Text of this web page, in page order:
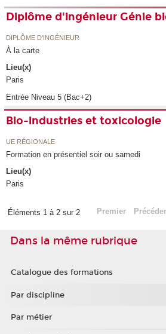
Diplôme d'ingénieur Génie
DIPLÔME D'INGÉNIEUR
À la carte
Lieu(x)
Paris
Entrée Niveau 5 (Bac+2)
Bio-industries et toxicologie
UE RÉGIONALE
Formation en présentiel soir ou samedi
Lieu(x)
Paris
Éléments 1 à 2 sur 2 Premier
Dans la même rubrique
Catalogue des formations
Par discipline
Par métier